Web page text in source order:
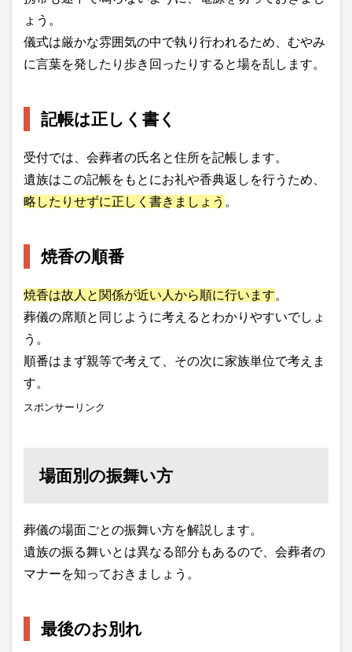
ょう。
儀式は厳かな雰囲気の中で執り行われるため、むやみ
に言葉を発したり歩き回ったりすると場を乱します。
記帳は正しく書く
受付では、会葬者の氏名と住所を記帳します。
遺族はこの記帳をもとにお礼や香典返しを行うため、
略したりせずに正しく書きましょう 。
焼香の順番
焼香は故人と関係が近い人から順に行います。
葬儀の席順と同じように考えるとわかりやすいでしょ
う。
順番はまず親等で考えて、その次に家族単位で考えま
す。
スポンサーリンク
場面別の振舞い方
葬儀の場面ごとの振舞い方を解説します。
遺族の振る舞いとは異なる部分もあるので、会葬者の
マナーを知っておきましょう。
最後のお別れ